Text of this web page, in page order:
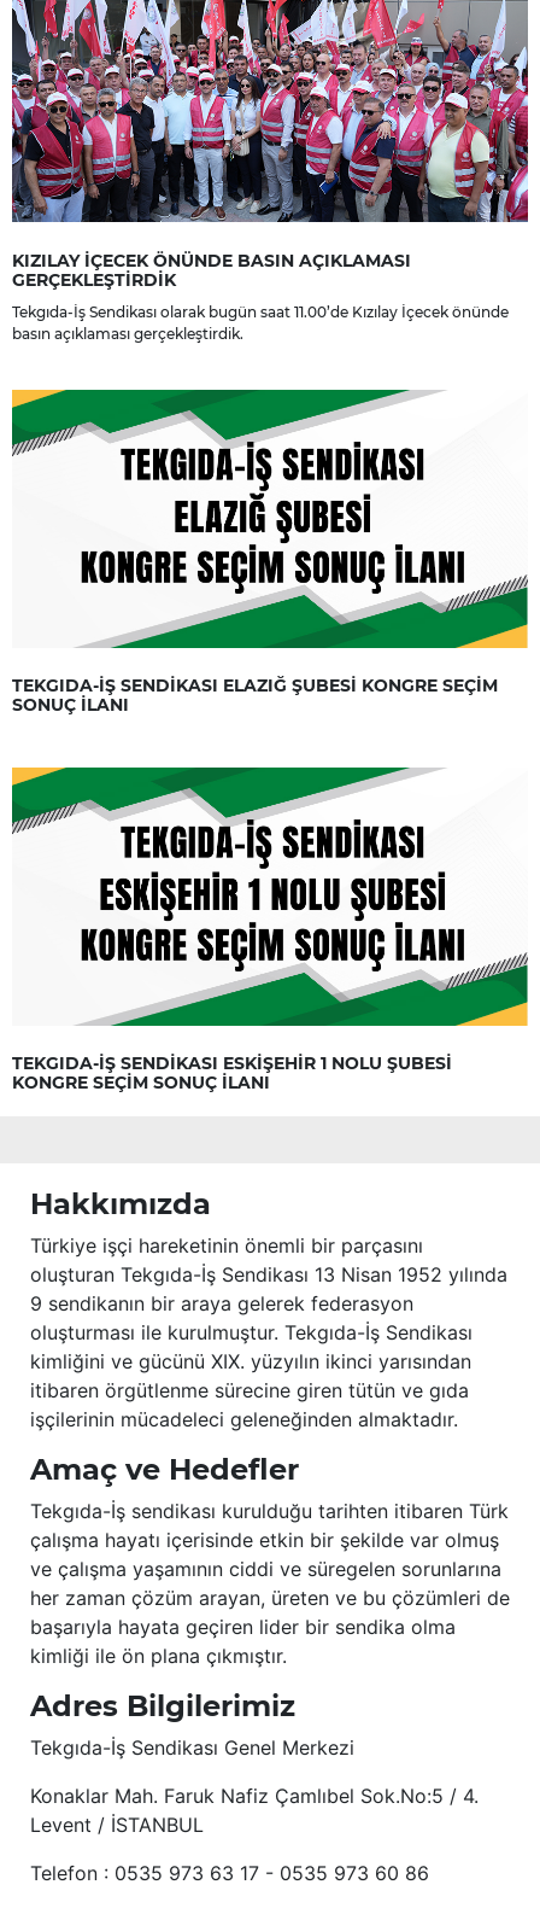
KIZILAY İÇECEK ÖNÜNDE BASIN AÇIKLAMASI
GERÇEKLEŞTİRDİK
Tekgıda-İş Sendikası olarak bugün saat 11.00’de Kızılay İçecek önünde
basın açıklaması gerçekleştirdik.
TEKGIDA-İŞ SENDİKASI ELAZIĞ ŞUBESİ KONGRE SEÇİM
SONUÇ İLANI
TEKGIDA-İŞ SENDİKASI ESKİŞEHİR 1 NOLU ŞUBESİ
KONGRE SEÇİM SONUÇ İLANI
Hakkımızda
Türkiye işçi hareketinin önemli bir parçasını
oluşturan Tekgıda-İş Sendikası 13 Nisan 1952 yılında
9 sendikanın bir araya gelerek federasyon
oluşturması ile kurulmuştur. Tekgıda-İş Sendikası
kimliğini ve gücünü XIX. yüzyılın ikinci yarısından
itibaren örgütlenme sürecine giren tütün ve gıda
işçilerinin mücadeleci geleneğinden almaktadır.
Amaç ve Hedefler
Tekgıda-İş sendikası kurulduğu tarihten itibaren Türk
çalışma hayatı içerisinde etkin bir şekilde var olmuş
ve çalışma yaşamının ciddi ve süregelen sorunlarına
her zaman çözüm arayan, üreten ve bu çözümleri de
başarıyla hayata geçiren lider bir sendika olma
kimliği ile ön plana çıkmıştır.
Adres Bilgilerimiz
Tekgıda-İş Sendikası Genel Merkezi
Konaklar Mah. Faruk Nafiz Çamlıbel Sok.No:5 / 4.
Levent / İSTANBUL
Telefon : 0535 973 63 17 - 0535 973 60 86